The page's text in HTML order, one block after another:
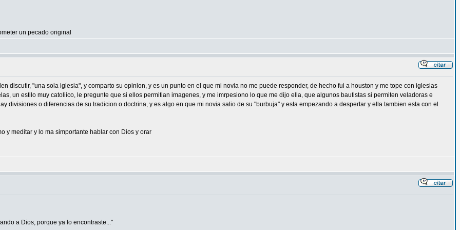
un pecado original
discutir, "una sola iglesia", y comparto su opinion, y es un punto en el que mi novia no me puede responder, de hecho fui a houston y me tope con iglesias
un estilo muy catoliico, le pregunte que si ellos permitian imagenes, y me imrpesiono lo que me dijo ella, que algunos bautistas si permiten veladoras e
divisiones o diferencias de su tradicion o doctrina, y es algo en que mi novia salio de su "burbuja" y esta empezando a despertar y ella tambien esta con el
y meditar y lo ma simportante hablar con Dios y orar
a Dios, porque ya lo encontraste..."